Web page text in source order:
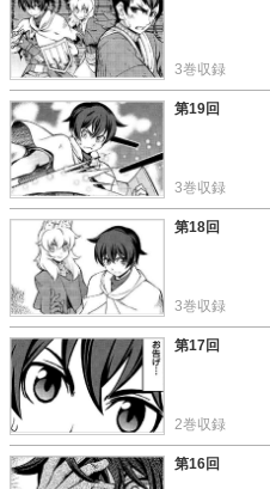
この話を読む
3巻収録
この話を読む
第19回
3巻収録
この話を読む
第18回
3巻収録
この話を読む
第17回
2巻収録
第16回